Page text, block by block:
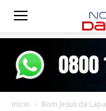
Notícias
Início Bom Jesus da Lapa